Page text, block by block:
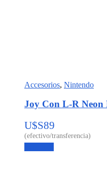
Accesorios, Nintendo
Joy Con L-R Neon
U$S89